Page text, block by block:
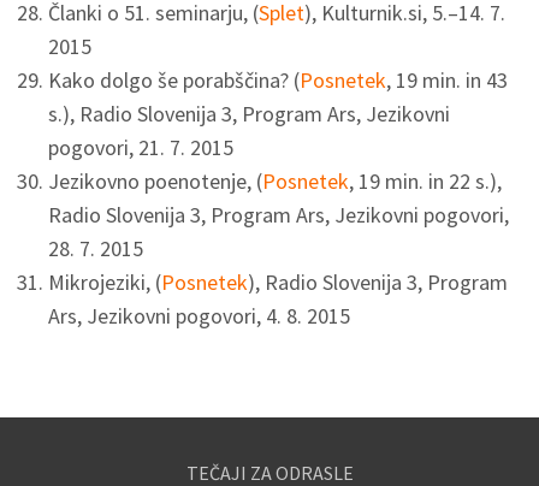
Članki o 51. seminarju, (Splet), Kulturnik.si, 5.–14. 7.
2015
Kako dolgo še porabščina? (Posnetek, 19 min. in 43
s.), Radio Slovenija 3, Program Ars, Jezikovni
pogovori, 21. 7. 2015
Jezikovno poenotenje, (Posnetek, 19 min. in 22 s.),
Radio Slovenija 3, Program Ars, Jezikovni pogovori,
28. 7. 2015
Mikrojeziki, (Posnetek), Radio Slovenija 3, Program
Ars, Jezikovni pogovori, 4. 8. 2015
TEČAJI ZA ODRASLE